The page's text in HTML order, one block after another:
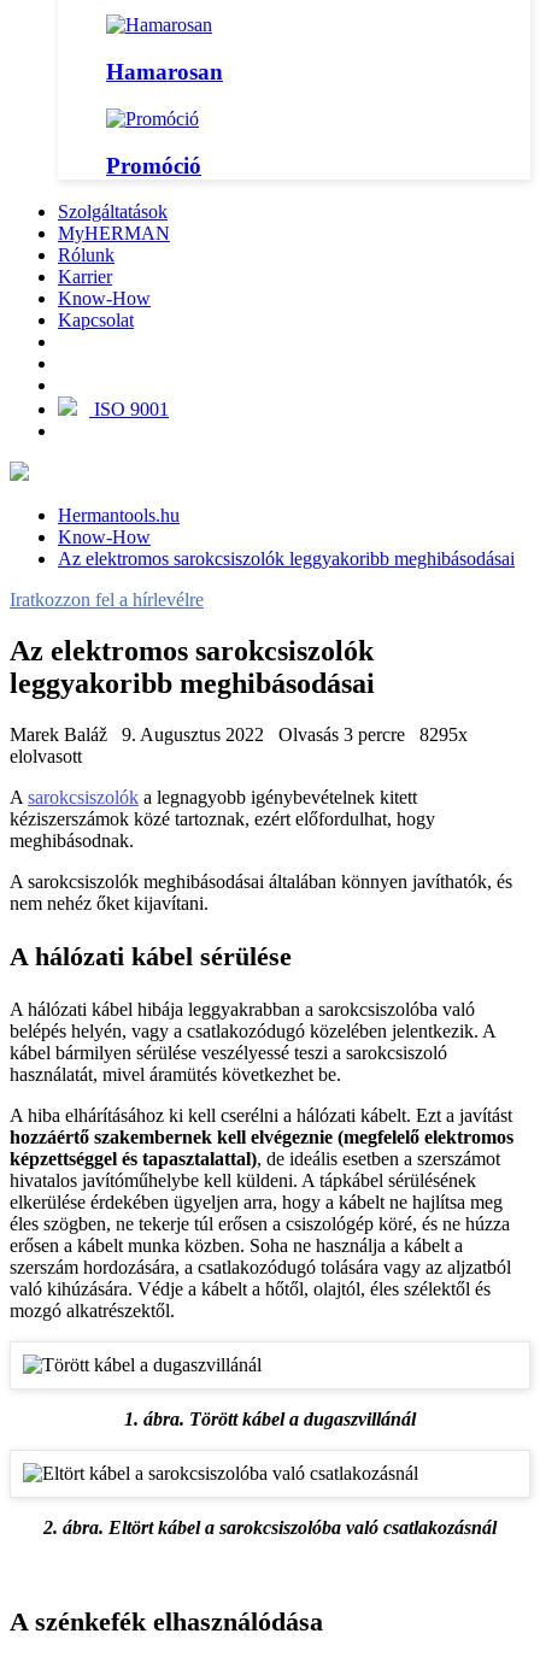
Hamarosan
Promóció
Szolgáltatások
MyHERMAN
Rólunk
Karrier
Know-How
Kapcsolat
ISO 9001
Hermantools.hu
Know-How
Az elektromos sarokcsiszolók leggyakoribb meghibásodásai
Iratkozzon fel a hírlevélre
Az elektromos sarokcsiszolók
leggyakoribb meghibásodásai
Marek Baláž 9. Augusztus 2022 Olvasás 3 percre
8295x
elolvasott
A sarokcsiszolók a legnagyobb igénybevételnek kitett
kéziszerszámok közé tartoznak, ezért előfordulhat, hogy
meghibásodnak.
A sarokcsiszolók meghibásodásai általában könnyen javíthatók, és
nem nehéz őket kijavítani.
A hálózati kábel sérülése
A hálózati kábel hibája leggyakrabban a sarokcsiszolóba való
belépés helyén, vagy a csatlakozódugó közelében jelentkezik. A
kábel bármilyen sérülése veszélyessé teszi a sarokcsiszoló
használatát, mivel áramütés következhet be.
A hiba elhárításához ki kell cserélni a hálózati kábelt. Ezt a javítást
hozzáértő szakembernek kell elvégeznie (megfelelő elektromos
képzettséggel és tapasztalattal), de ideális esetben a szerszámot
hivatalos javítóműhelybe kell küldeni. A tápkábel sérülésének
elkerülése érdekében ügyeljen arra, hogy a kábelt ne hajlítsa meg
éles szögben, ne tekerje túl erősen a csiszológép köré, és ne húzza
erősen a kábelt munka közben. Soha ne használja a kábelt a
szerszám hordozására, a csatlakozódugó tolására vagy az aljzatból
való kihúzására. Védje a kábelt a hőtől, olajtól, éles szélektől és
mozgó alkatrészektől.
1. ábra. Törött kábel a dugaszvillánál
2. ábra. Eltört kábel a sarokcsiszolóba való csatlakozásnál
A szénkefék elhasználódása